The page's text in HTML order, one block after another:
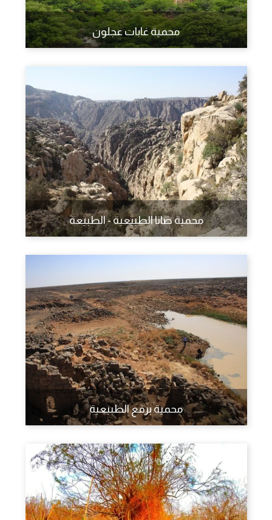
محمية غابات عجلون
محمية ضانا الطبيعية - الطبيعة
محمية برقع الطبيعية